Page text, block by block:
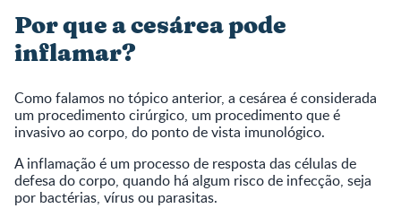
Por que a cesárea pode
inflamar?
Como falamos no tópico anterior, a cesárea é considerada
um procedimento cirúrgico, um procedimento que é
invasivo ao corpo, do ponto de vista imunológico.
A inflamação é um processo de resposta das células de
defesa do corpo, quando há algum risco de infecção, seja
por bactérias, vírus ou parasitas.